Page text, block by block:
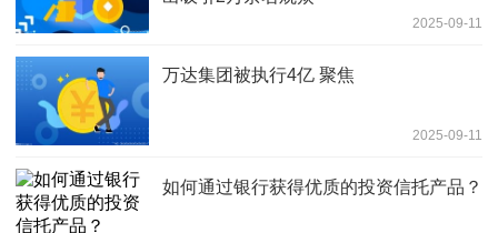
2025-09-11
万达集团被执行4亿 聚焦
2025-09-11
如何通过银行获得优质的投资信托产品？